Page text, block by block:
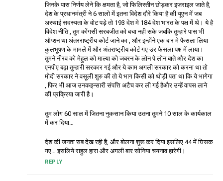
जिनके पास निर्णय लेने कि क्षमता है, जो फिलिस्तीन छोड़कर इजराइल जाते है,
देश के प्रधानमंत्री ने 6 सालो में इतना विदेश दौरे किया है की यूएन में जब
अस्थाई सदस्यता के वोट पड़े तो 193 देश मे 184 देश भारत के पक्ष में थे। ये है
विदेश नीति , तुम कोंगसी सरबजीत को बचा नही सके जबकि तुम्हारे पास भी
ऑप्शन था अंतरराष्ट्रीय कोर्ट जाने का , और इन्होंने एक बार मे फैसला लिया
कुलभूषण के मामले में और अंतराष्ट्रीय कोर्ट गए उर फैसला पक्ष में लाया।
तुमने नीरव को मेहुल को माल्या को जबरन के लोन पे लोन बाते और देश का
एनपीए बढ़ा तुम्हारी सरकार गई और ये काम अगली सरकार को करना था तो
मोदी सरकार ने वसूली शुरु की तो ये भाग किसी को थोड़ी पता था कि ये भागेगा
, फिर भी आज उनकइन्सारी संपत्ति अटैच कर ली गई हैऔर उन्हें वापस लाने
की प्रक्रिया जारी है।
तुम लोग 60 साल में जितना नुकसान किया उतना तुमने 10 साल के कार्यकाल
में कर दिया…
देश की जनता सब देख रही है, और बोलना शुरू कर दिया इसलिए 44 में घिसक
गए… इसलिये राहुल हारा और अगली बार सोनिया चयनाव हारेगी।
REPLY